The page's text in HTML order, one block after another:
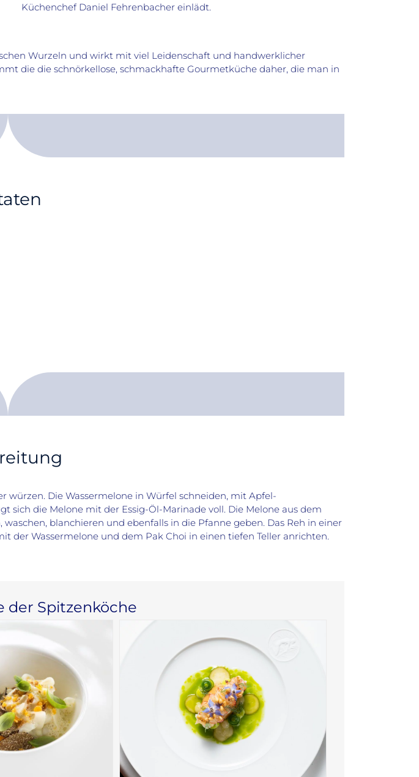
Küchenchef Daniel Fehrenbacher einlädt.
Wurzeln und wirkt mit viel Leidenschaft und handwerklicher
die die schnörkellose, schmackhafte Gourmetküche daher, die man in
würzen. Die Wassermelone in Würfel schneiden, mit Apfel-
sich die Melone mit der Essig-Öl-Marinade voll. Die Melone aus dem
blanchieren und ebenfalls in die Pfanne geben. Das Reh in einer
der Wassermelone und dem Pak Choi in einen tiefen Teller anrichten.
der Spitzenköche